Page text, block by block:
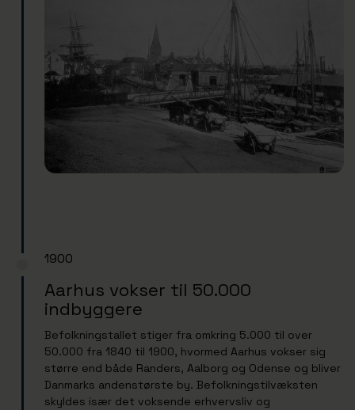
1900
Aarhus vokser til 50.000
indbyggere
Befolkningstallet stiger fra omkring 5.000 til over
50.000 fra 1840 til 1900, hvormed Aarhus vokser sig
større end både Randers, Aalborg og Odense og bliver
Danmarks andenstørste by. Befolkningstilvæksten
skyldes især det voksende erhvervsliv og